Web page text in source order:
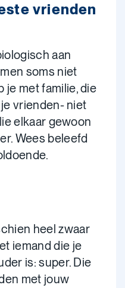
vrienden
aan
soms niet
je met familie, die
vrienden- niet
elkaar gewoon
Wees beleefd
heel zwaar
iemand die je
is: super. Die
met jouw